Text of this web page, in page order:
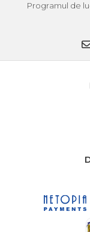
Programul de